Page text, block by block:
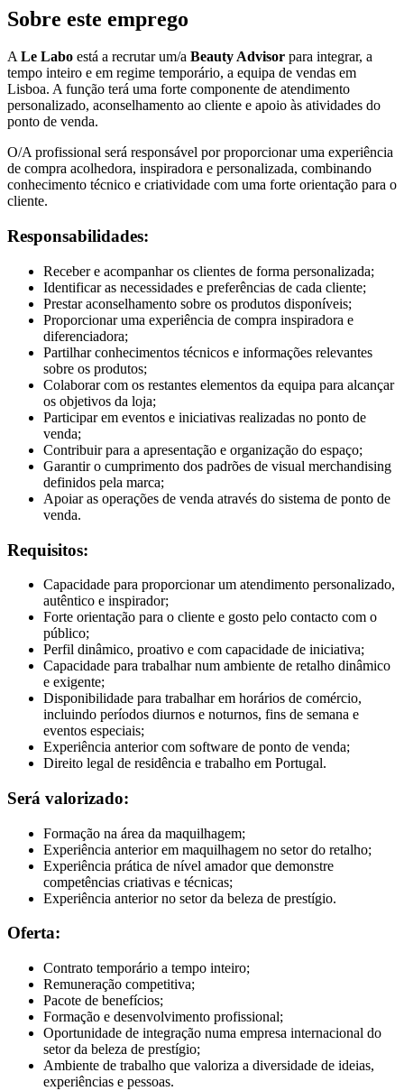
Sobre este emprego
ALe Labo está a recrutar um/a Beauty Advisor para integrar, a
tempo inteiro e em regime temporário, a equipa de vendas em
Lisboa. A função terá uma forte componente de atendimento
personalizado, aconselhamento ao cliente e apoio às atividades do
ponto de venda.
O/A profissional será responsável por proporcionar uma experiência
de compra acolhedora, inspiradora e personalizada, combinando
conhecimento técnico e criatividade com uma forte orientação para o
cliente.
Responsabilidades:
Receber e acompanhar os clientes de forma personalizada;
Identificar as necessidades e preferências de cada cliente;
Prestar aconselhamento sobre os produtos disponíveis;
Proporcionar uma experiência de compra inspiradora e
diferenciadora;
Partilhar conhecimentos técnicos e informações relevantes
sobre os produtos;
Colaborar com os restantes elementos da equipa para alcançar
os objetivos da loja;
Participar em eventos e iniciativas realizadas no ponto de
venda;
Contribuir para a apresentação e organização do espaço;
Garantir o cumprimento dos padrões de visual merchandising
definidos pela marca;
Apoiar as operações de venda através do sistema de ponto de
venda.
Requisitos:
Capacidade para proporcionar um atendimento personalizado,
autêntico e inspirador;
Forte orientação para o cliente e gosto pelo contacto com o
público;
Perfil dinâmico, proativo e com capacidade de iniciativa;
Capacidade para trabalhar num ambiente de retalho dinâmico
e exigente;
Disponibilidade para trabalhar em horários de comércio,
incluindo períodos diurnos e noturnos, fins de semana e
eventos especiais;
Experiência anterior com software de ponto de venda;
Direito legal de residência e trabalho em Portugal.
Será valorizado:
Formação na área da maquilhagem;
Experiência anterior em maquilhagem no setor do retalho;
Experiência prática de nível amador que demonstre
competências criativas e técnicas;
Experiência anterior no setor da beleza de prestígio.
Oferta:
Contrato temporário a tempo inteiro;
Remuneração competitiva;
Pacote de benefícios;
Formação e desenvolvimento profissional;
Oportunidade de integração numa empresa internacional do
setor da beleza de prestígio;
Ambiente de trabalho que valoriza a diversidade de ideias,
experiências e pessoas.